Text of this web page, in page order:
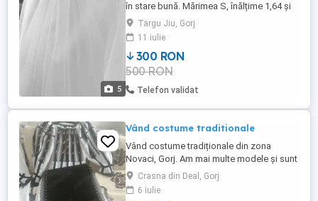
5
în stare bună. Mărimea S, înălțime 1,64 și
51 de kg. Este brodata în partea de sus,
are aplicații și cupe, iar în partea de jos are
mai multe rânduri de tull. Am și crinolina
nefolosita.
Targu Jiu, Gorj
11 iulie
300 RON
500 RON
Telefon validat
Vând costume traditionale
Vând costume tradiționale din zona
Novaci, Gorj. Am mai multe modele și sunt
făcute manual.
Crasna din Deal, Gorj
6 iulie